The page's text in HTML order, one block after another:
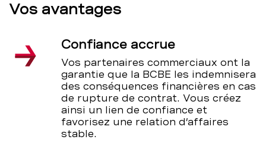
Vos avantages
Confiance accrue
Vos partenaires commerciaux ont la
garantie que la BCBE les indemnisera
des conséquences financières en cas
de rupture de contrat. Vous créez
ainsi un lien de confiance et
favorisez une relation d’affaires
stable.